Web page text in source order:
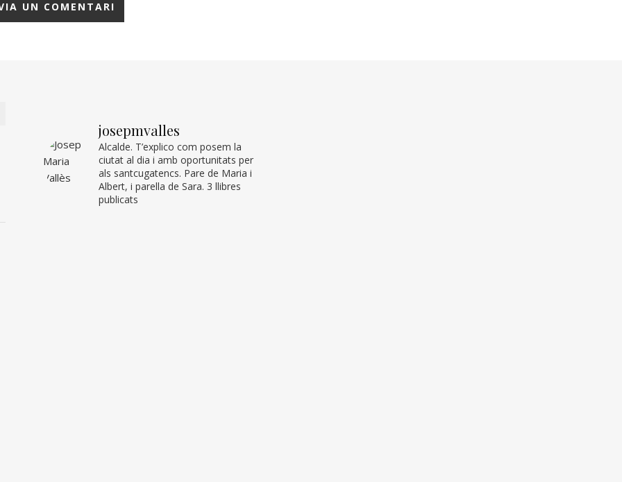
josepmvalles
Alcalde. T’explico com posem la
ciutat al dia i amb oportunitats per
als santcugatencs. Pare de Maria i
Albert, i parella de Sara. 3 llibres
publicats